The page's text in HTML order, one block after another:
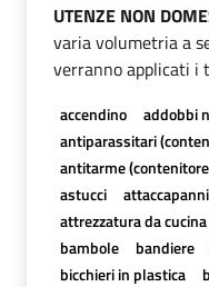
UTENZE NON
varia volumetria a
verranno applicati i
accendino addobbi
antiparassitari
antitarme
astucci
attrezzatura da
bambole
bandiere
bicchieri in plastica